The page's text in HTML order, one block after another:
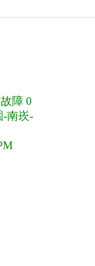
障 0
-南崁-